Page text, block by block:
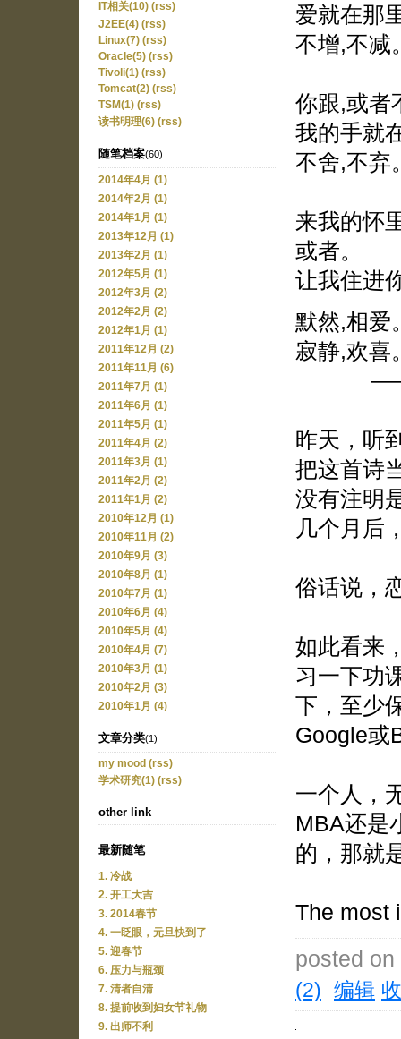
IT相关(10) (rss)
J2EE(4) (rss)
Linux(7) (rss)
Oracle(5) (rss)
Tivoli(1) (rss)
Tomcat(2) (rss)
TSM(1) (rss)
读书明理(6) (rss)
随笔档案(60)
2014年4月 (1)
2014年2月 (1)
2014年1月 (1)
2013年12月 (1)
2013年2月 (1)
2012年5月 (1)
2012年3月 (2)
2012年2月 (2)
2012年1月 (1)
2011年12月 (2)
2011年11月 (6)
2011年7月 (1)
2011年6月 (1)
2011年5月 (1)
2011年4月 (2)
2011年3月 (1)
2011年2月 (2)
2011年1月 (2)
2010年12月 (1)
2010年11月 (2)
2010年9月 (3)
2010年8月 (1)
2010年7月 (1)
2010年6月 (4)
2010年5月 (4)
2010年4月 (7)
2010年3月 (1)
2010年2月 (3)
2010年1月 (4)
文章分类(1)
my mood (rss)
学术研究(1) (rss)
other link
最新随笔
1. 冷战
2. 开工大吉
3. 2014春节
4. 一眨眼，元旦快到了
5. 迎春节
6. 压力与瓶颈
7. 清者自清
8. 提前收到妇女节礼物
9. 出师不利
爱就在那
不增,不减
你跟,或者
我的手就
不舍,不弃
来我的怀
或者。
让我住进
默然,相爱
寂静,欢喜
——仓
昨天，听
把这首诗
没有注明
几个月后
俗话说，
如此看来
习一下功
下，至少
Google或
一个人，
MBA还是
的，那就
The most
posted
(2) 编辑